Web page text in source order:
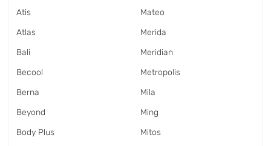
Atis
Atlas
Bali
Becool
Berna
Beyond
Body Plus
Mateo
Merida
Meridian
Metropolis
Mila
Ming
Mitos